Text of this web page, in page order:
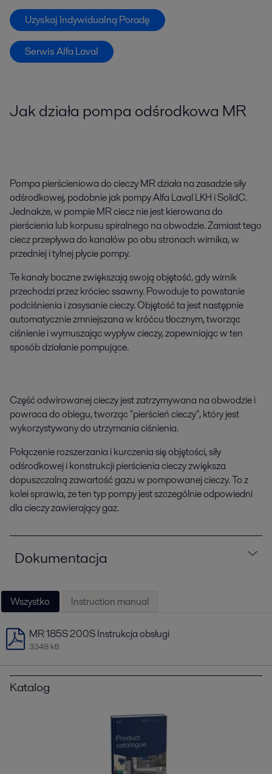
Uzyskaj Indywidualną Poradę
Serwis Alfa Laval
Jak działa pompa odśrodkowa MR
Pompa pierścieniowa do cieczy MR działa na zasadzie siły
odśrodkowej, podobnie jak pompy Alfa Laval LKH i SolidC.
Jednakże, w pompie MR ciecz nie jest kierowana do
pierścienia lub korpusu spiralnego na obwodzie. Zamiast tego
ciecz przepływa do kanałów po obu stronach wirnika, w
przedniej i tylnej płycie pompy.
Te kanały boczne zwiększają swoją objętość, gdy wirnik
przechodzi przez króciec ssawny. Powoduje to powstanie
podciśnienia i zasysanie cieczy. Objętość ta jest następnie
automatycznie zmniejszana w króćcu tłocznym, tworząc
ciśnienie i wymuszając wypływ cieczy, zapewniając w ten
sposób działanie pompujące.
Część odwirowanej cieczy jest zatrzymywana na obwodzie i
powraca do obiegu, tworząc "pierścień cieczy", który jest
wykorzystywany do utrzymania ciśnienia.
Połączenie rozszerzania i kurczenia się objętości, siły
odśrodkowej i konstrukcji pierścienia cieczy zwiększa
dopuszczalną zawartość gazu w pompowanej cieczy. To z
kolei sprawia, że ten typ pompy jest szczególnie odpowiedni
dla cieczy zawierający gaz.
Dokumentacja
Wszystko Instruction manual
MR 185S 200S Instrukcja obsługi
3348 kB
Katalog